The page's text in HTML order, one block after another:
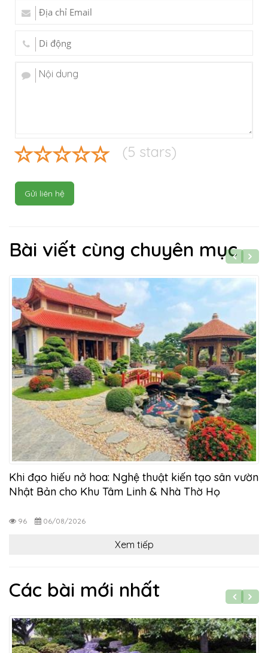
(5 stars)
Gửi liên hệ
Bài viết cùng chuyên mục
Khi đạo hiếu nở hoa: Nghệ thuật kiến tạo sân vườn
Nhật Bản cho Khu Tâm Linh & Nhà Thờ Họ
96 06/08/2026
Xem tiếp
Các bài mới nhất